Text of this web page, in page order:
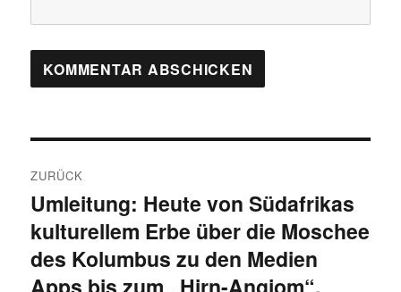
ZURÜCK
Vorheriger
Beitrag:
Umleitung: Heute von Südafrikas
kulturellem Erbe über die Moschee
des Kolumbus zu den Medien